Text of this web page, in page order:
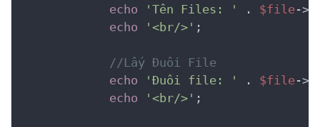
echo
'Tên Files: ' . $file-
echo
'<br/>' ;
//Lấy Đuôi File
echo
'Đuôi file: ' . $file-
echo
'<br/>' ;